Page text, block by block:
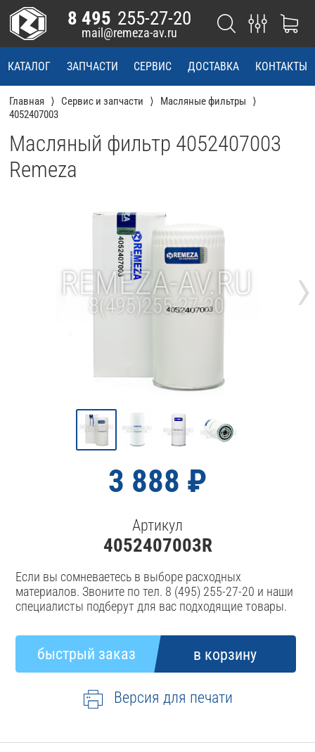
КАТАЛОГ ЗАПЧАСТИ СЕРВИС ДОСТАВКА КОНТАКТЫ
8 495 255-27-20
mail@remeza-av.ru
Главная Сервис и запчасти
Масляные фильтры
4052407003
Масляный фильтр 4052407003
Remeza
›
3 888 ₽
Артикул
4052407003R
Если вы сомневаетесь в выборе расходных
материалов. Звоните по тел. 8 (495) 255-27-20 и наши
специалисты подберут для вас подходящие товары.
Версия для печати